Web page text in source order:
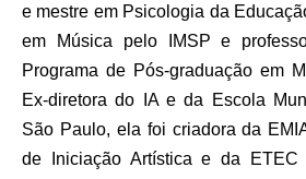
e mestre em Psicologia da
em Música pelo IMSPe p
Programa de Pós-graduação em
Ex-diretora do IA e da Escola
São Paulo, ela foi criadora da
de Iniciação Artística e da